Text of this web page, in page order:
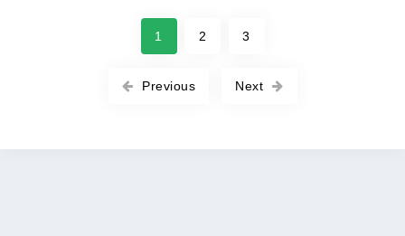
Previous
1 2 3
Next